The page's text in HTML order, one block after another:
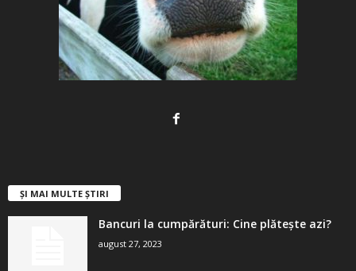
ȘI MAI MULTE ȘTIRI
Bancuri la cumpărături: Cine plătește azi?
august 27, 2023